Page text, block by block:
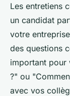
Les entretiens
un candidat
votre
des questions
important pour
?" ou
avec vos